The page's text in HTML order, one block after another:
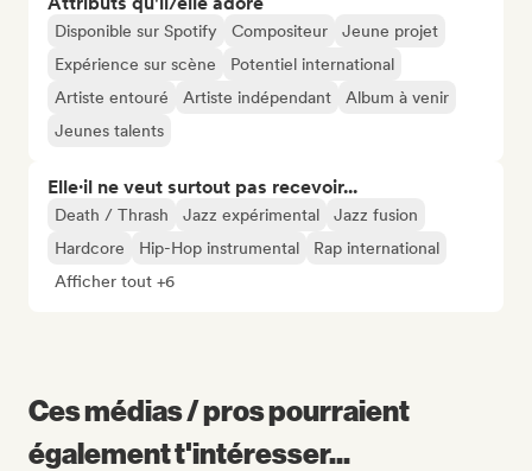
Disponible sur Spotify Compositeur
Jeune projet
Expérience sur scène
Potentiel international
Artiste entouré
Artiste indépendant
Album à venir
Jeunes talents
Elle·il ne veut surtout pas recevoir...
Death / Thrash Jazz expérimental
Jazz fusion
Hardcore
Hip-Hop instrumental
Rap international
Afficher tout +6
Ces médias / pros pourraient
également t'intéresser...